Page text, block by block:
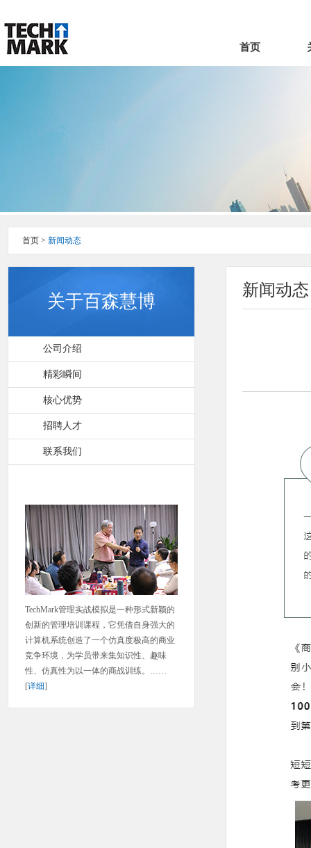
首页
首页 > 新闻动态
关于百森慧博
公司介绍
精彩瞬间
核心优势
招聘人才
联系我们
TechMark管理实战模拟是一种形式新颖的
创新的管理培训课程，它凭借自身强大的
计算机系统创造了一个仿真度极高的商业
竞争环境，为学员带来集知识性、趣味
性、仿真性为以一体的商战训练。……
[详细]
新闻动态